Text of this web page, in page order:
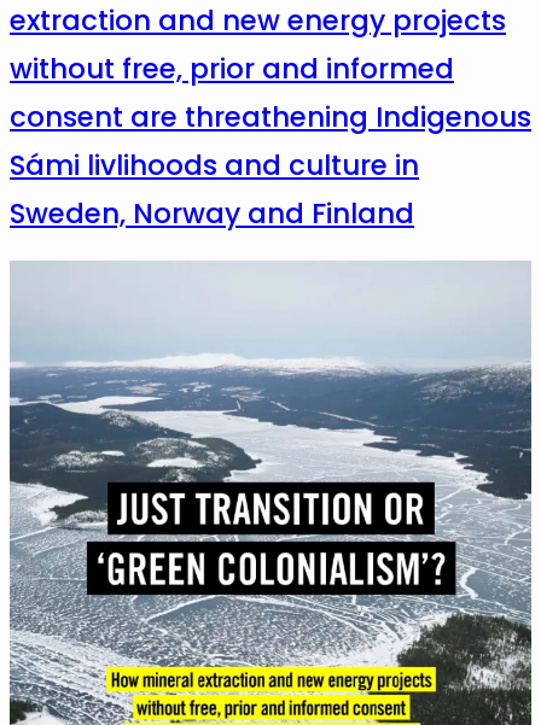
extraction and new energy projects
without free, prior and informed
consent are threathening Indigenous
Sámi livlihoods and culture in
Sweden, Norway and Finland